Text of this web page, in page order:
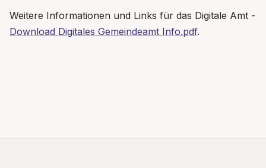
Weitere Informationen und Links für das Digitale Amt -
Download Digitales Gemeindeamt Info.pdf.